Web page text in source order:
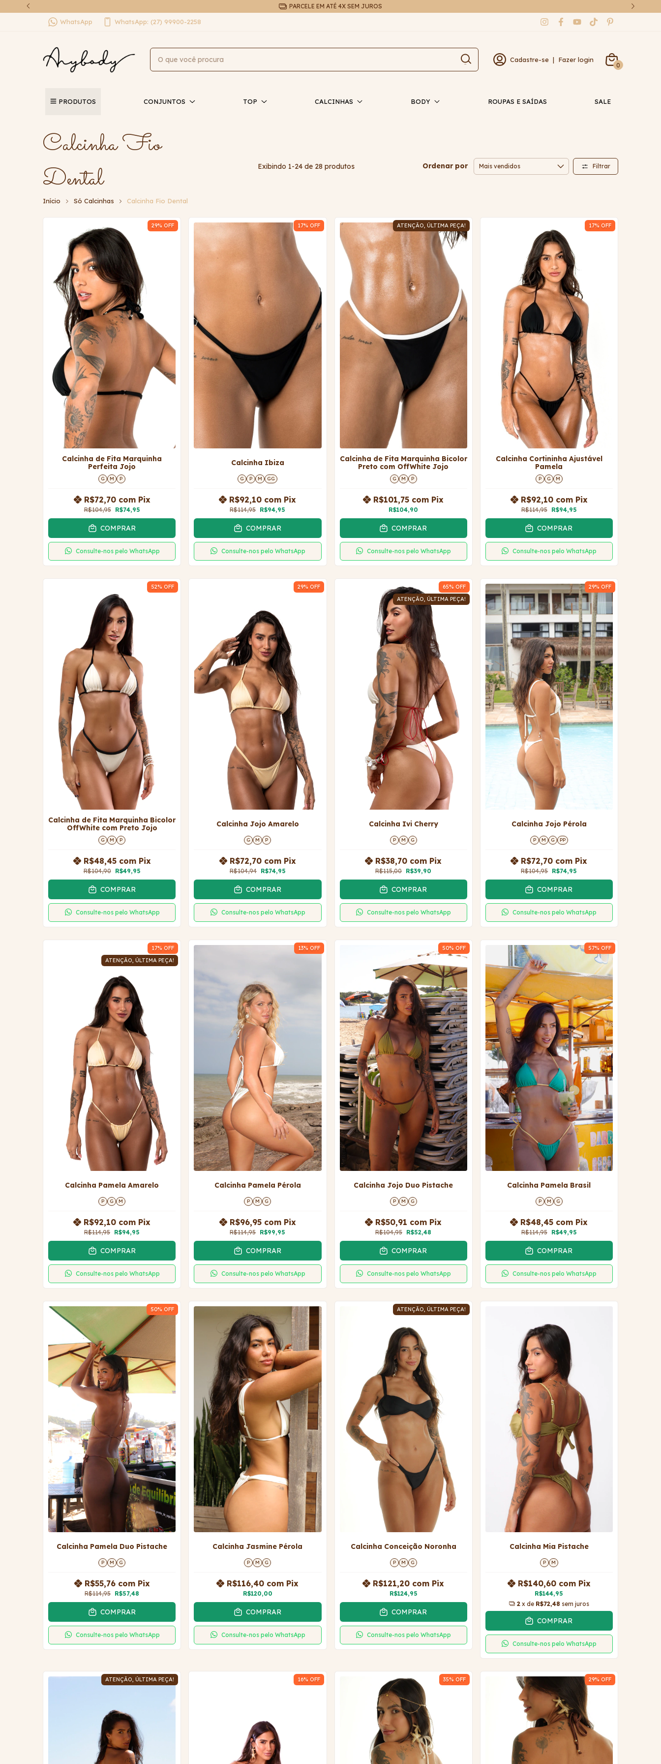
PIX COM 3% DE DESCONTO
WhatsApp WhatsApp: (27) 99900-2258
Cadastre-se | Fazer login
0
PRODUTOS CONJUNTOS TOP CALCINHAS BODY ROUPAS E SAÍDAS SALE
Calcinha Fio
Dental
Início Só Calcinhas Calcinha Fio Dental
Exibindo 1-24 de 28 produtos Ordenar por Filtrar
29% OFF
Calcinha de Fita Marquinha
Perfeita Jojo
G M P
R$104,95 R$74,95
R$72,70 com Pix
COMPRAR
Consulte-nos pelo WhatsApp
17% OFF
Calcinha Ibiza
G P M GG
R$114,95 R$94,95
R$92,10 com Pix
COMPRAR
Consulte-nos pelo WhatsApp
ATENÇÃO, ÚLTIMA PEÇA!
Calcinha de Fita Marquinha Bicolor
Preto com OffWhite Jojo
G M P
R$104,90
R$101,75 com Pix
COMPRAR
Consulte-nos pelo WhatsApp
17% OFF
Calcinha Cortininha Ajustável
Pamela
P G M
R$114,95 R$94,95
R$92,10 com Pix
COMPRAR
Consulte-nos pelo WhatsApp
52% OFF
Calcinha de Fita Marquinha Bicolor
OffWhite com Preto Jojo
G M P
R$104,90 R$49,95
R$48,45 com Pix
COMPRAR
Consulte-nos pelo WhatsApp
29% OFF
Calcinha Jojo Amarelo
G M P
R$104,94 R$74,95
R$72,70 com Pix
COMPRAR
Consulte-nos pelo WhatsApp
65% OFF
ATENÇÃO, ÚLTIMA PEÇA!
Calcinha Ivi Cherry
P M G
R$115,00 R$39,90
R$38,70 com Pix
COMPRAR
Consulte-nos pelo WhatsApp
29% OFF
Calcinha Jojo Pérola
P M G PP
R$104,95 R$74,95
R$72,70 com Pix
COMPRAR
Consulte-nos pelo WhatsApp
17% OFF
ATENÇÃO, ÚLTIMA PEÇA!
Calcinha Pamela Amarelo
P G M
R$114,95 R$94,95
R$92,10 com Pix
COMPRAR
Consulte-nos pelo WhatsApp
13% OFF
Calcinha Pamela Pérola
P M G
R$114,95 R$99,95
R$96,95 com Pix
COMPRAR
Consulte-nos pelo WhatsApp
50% OFF
Calcinha Jojo Duo Pistache
P M G
R$104,95 R$52,48
R$50,91 com Pix
COMPRAR
Consulte-nos pelo WhatsApp
57% OFF
Calcinha Pamela Brasil
P M G
R$114,95 R$49,95
R$48,45 com Pix
COMPRAR
Consulte-nos pelo WhatsApp
50% OFF
Calcinha Pamela Duo Pistache
P M G
R$114,95 R$57,48
R$55,76 com Pix
COMPRAR
Consulte-nos pelo WhatsApp
Calcinha Jasmine Pérola
P M G
R$120,00
R$116,40 com Pix
COMPRAR
Consulte-nos pelo WhatsApp
ATENÇÃO, ÚLTIMA PEÇA!
Calcinha Conceição Noronha
P M G
R$124,95
R$121,20 com Pix
COMPRAR
Consulte-nos pelo WhatsApp
Calcinha Mia Pistache
P M
R$144,95
R$140,60 com Pix
2 x de R$72,48 sem juros
COMPRAR
Consulte-nos pelo WhatsApp
ATENÇÃO, ÚLTIMA PEÇA! 16% OFF 35% OFF 29% OFF